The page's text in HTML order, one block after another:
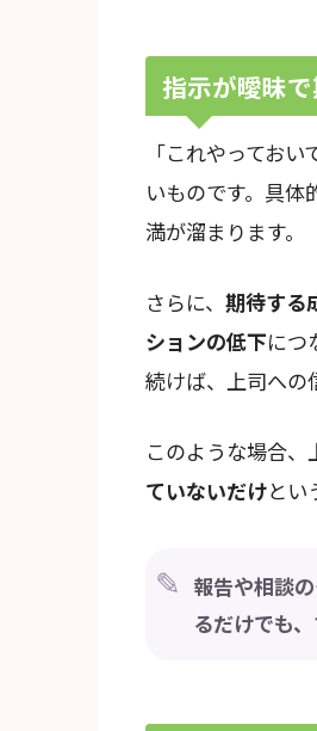
指示が曖昧
「これやってお
いものです。具体
満が溜まります。
さらに、 期待する
ションの低下につ
続けば、上司への
このような場合、
ていないだけとい
報告や相談
るだけでも